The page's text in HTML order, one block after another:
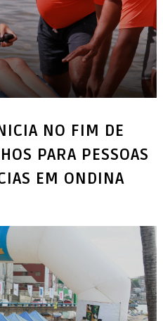
NO FIM DE
PARA PESSOAS
EM ONDINA